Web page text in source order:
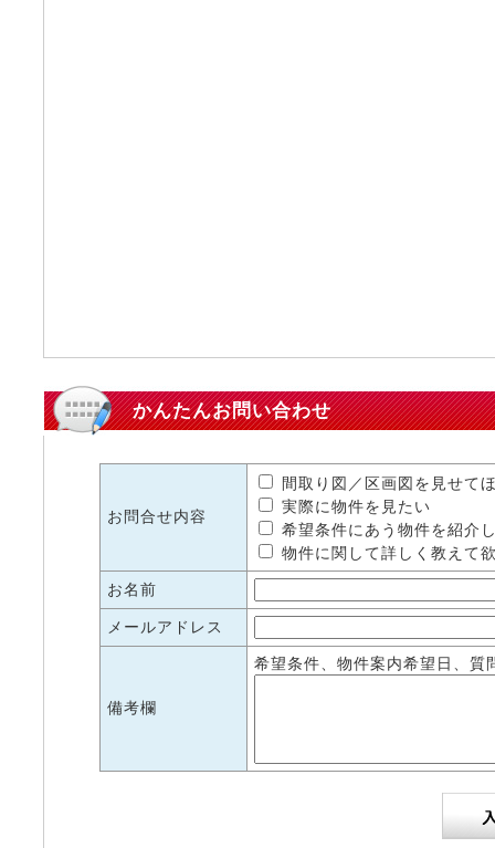
かんたんお問い合わせ
お問合せ内容
間取り図／区画図を見せて
実際に物件を見たい
希望条件にあう物件を紹介
物件に関して詳しく教えて
お名前
メールアドレス
備考欄
希望条件、物件案内希望日、質